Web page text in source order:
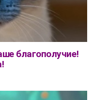
благополучие!